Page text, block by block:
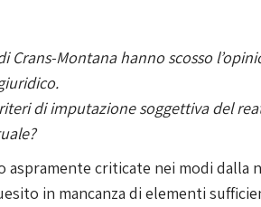
Montana hanno scosso
di imputazione soggettiva del
criticate nei modi dalla
in mancanza di elementi